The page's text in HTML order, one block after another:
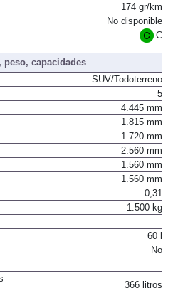
174 gr/km
No disponible
C
peso, capacidades
SUV/Todoterreno
5
4.445 mm
1.815 mm
1.720 mm
2.560 mm
1.560 mm
1.560 mm
0,31
1.500 kg
60 l
No
366 litros